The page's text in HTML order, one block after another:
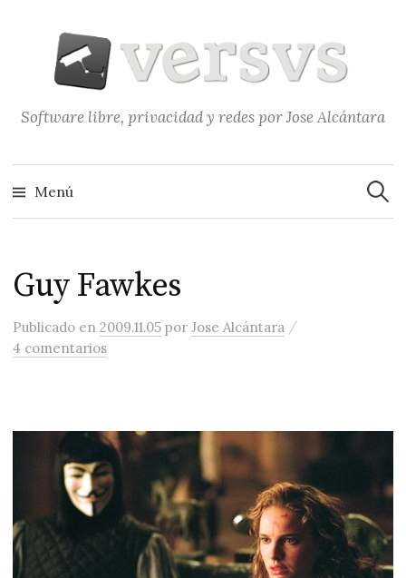
contenido
Software libre, privacidad y redes por Jose Alcántara
Menú
Guy Fawkes
Publicado en2009.11.05 porJose Alcántara /
4 comentarios